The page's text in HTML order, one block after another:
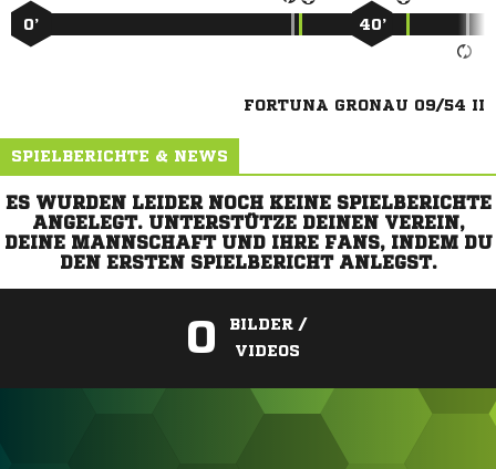
0’ 40’
FORTUNA GRONAU 09/54 II
SPIELBERICHTE & NEWS
ES WURDEN LEIDER NOCH KEINE SPIELBERICHTE
ANGELEGT. UNTERSTÜTZE DEINEN VEREIN,
DEINE MANNSCHAFT UND IHRE FANS, INDEM DU
DEN ERSTEN SPIELBERICHT ANLEGST.
0
BILDER /
VIDEOS